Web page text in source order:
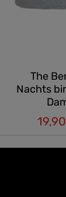
The
Nachts